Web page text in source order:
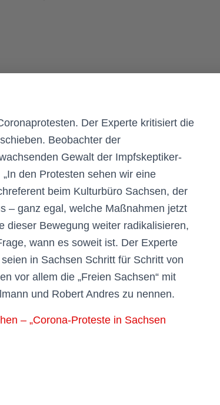
Der Experte kritisiert die
Beobachter der
Gewalt der Impfskeptiker-
den Protesten sehen wir eine
beim Kulturbüro Sachsen, der
– ganz egal, welche Maßnahmen jetzt
dieser Bewegung weiter radikalisieren,
wann es soweit ist. Der Experte
in Sachsen Schritt für Schritt von
vor allem die „Freien Sachsen“ mit
und Robert Andres zu nennen.
– „Corona-Proteste in Sachsen